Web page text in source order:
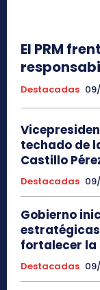
El PRM
Destacadas
techado de
Castillo
Destacadas
Gobierno
fortalecer la
Destacadas